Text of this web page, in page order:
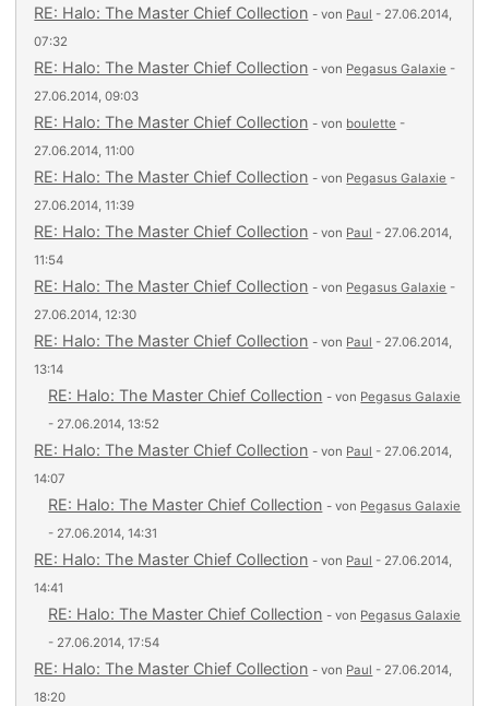
RE: Halo: The Master Chief Collection - von Paul - 27.06.2014,
07:32
RE: Halo: The Master Chief Collection - von Pegasus Galaxie -
27.06.2014, 09:03
RE: Halo: The Master Chief Collection - von boulette -
27.06.2014, 11:00
RE: Halo: The Master Chief Collection - von Pegasus Galaxie -
27.06.2014, 11:39
RE: Halo: The Master Chief Collection - von Paul - 27.06.2014,
11:54
RE: Halo: The Master Chief Collection - von Pegasus Galaxie -
27.06.2014, 12:30
RE: Halo: The Master Chief Collection - von Paul - 27.06.2014,
13:14
RE: Halo: The Master Chief Collection - von Pegasus Galaxie
- 27.06.2014, 13:52
RE: Halo: The Master Chief Collection - von Paul - 27.06.2014,
14:07
RE: Halo: The Master Chief Collection - von Pegasus Galaxie
- 27.06.2014, 14:31
RE: Halo: The Master Chief Collection - von Paul - 27.06.2014,
14:41
RE: Halo: The Master Chief Collection - von Pegasus Galaxie
- 27.06.2014, 17:54
RE: Halo: The Master Chief Collection - von Paul - 27.06.2014,
18:20